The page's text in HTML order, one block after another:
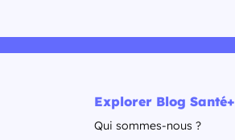
Explorer Blog Santé+
Qui sommes-nous ?